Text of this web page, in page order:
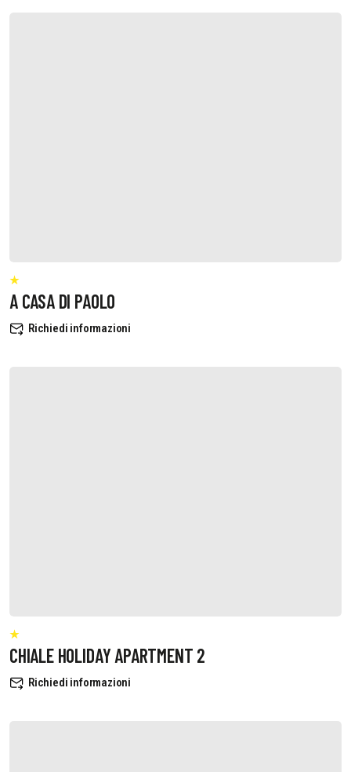
A CASA DI PAOLO
Richiedi informazioni
CHIALE HOLIDAY APARTMENT 2
Richiedi informazioni